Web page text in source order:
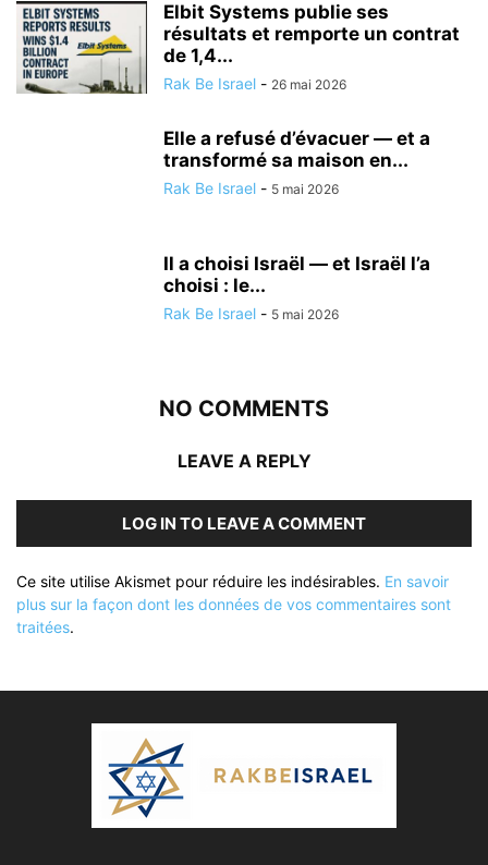
Elbit Systems publie ses
résultats et remporte un contrat
de 1,4...
Rak Be Israel - 26 mai 2026
Elle a refusé d’évacuer — et a
transformé sa maison en...
Rak Be Israel - 5 mai 2026
Il a choisi Israël — et Israël l’a
choisi : le...
Rak Be Israel - 5 mai 2026
NO COMMENTS
LEAVE A REPLY
LOG IN TO LEAVE A COMMENT
Ce site utilise Akismet pour réduire les indésirables. En savoir
plus sur la façon dont les données de vos commentaires sont
traitées.